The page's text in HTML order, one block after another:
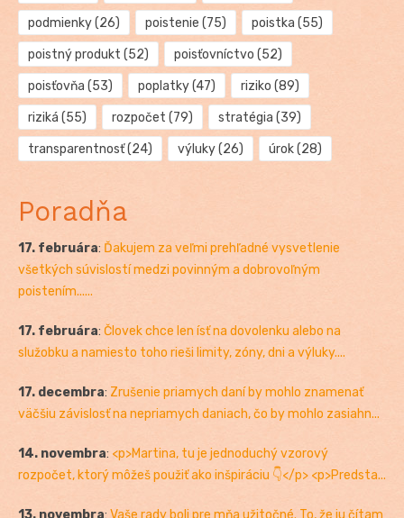
podmienky(26) poistenie (75) poistka (55)
poistný produkt (52) poisťovníctvo (52)
poisťovňa (53) poplatky(47) riziko (89)
riziká (55) rozpočet (79) stratégia (39)
transparentnosť(24) výluky(26) úrok(28)
Poradňa
17. februára: Ďakujem za veľmi prehľadné vysvetlenie
všetkých súvislostí medzi povinným a dobrovoľným
poistením......
17. februára: Človek chce len ísť na dovolenku alebo na
služobku a namiesto toho rieši limity, zóny, dni a výluky....
17. decembra: Zrušenie priamych daní by mohlo znamenať
väčšiu závislosť na nepriamych daniach, čo by mohlo zasiahn...
14. novembra: <p>Martina, tu je jednoduchý vzorový
rozpočet, ktorý môžeš použiť ako inšpiráciu 👇</p> <p>Predsta...
13. novembra: Vaše rady boli pre mňa užitočné. To, že ju čítam